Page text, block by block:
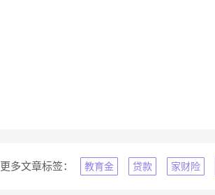
更多文章标签： 教育金 贷款 家财险